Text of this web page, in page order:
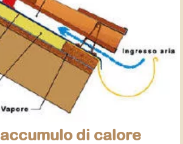
di calore